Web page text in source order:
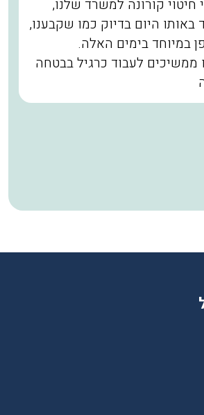
קורונה למשרד שלנו,
באותו היום בדיוק כמו שקבענו,
במיוחד בימים האלה.
ממשיכים לעבוד כרגיל בבטחה